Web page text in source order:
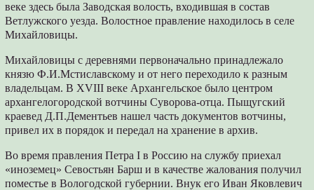
веке здесь была Заводская волость, входившая в состав
Ветлужского уезда. Волостное правление находилось в селе
Михайловицы.
Михайловицы с деревнями первоначально принадлежало
князю Ф.И.Мстиславскому и от него переходило к разным
владельцам. В XVIII веке Архангельское было центром
архангелогородской вотчины Суворова-отца. Пыщугский
краевед Д.П.Дементьев нашел часть документов вотчины,
привел их в порядок и передал на хранение в архив.
Во время правления Петра I в Россию на службу приехал
«иноземец» Севостьян Барш и в качестве жалования получил
поместье в Вологодской губернии. Внук его Иван Яковлевич